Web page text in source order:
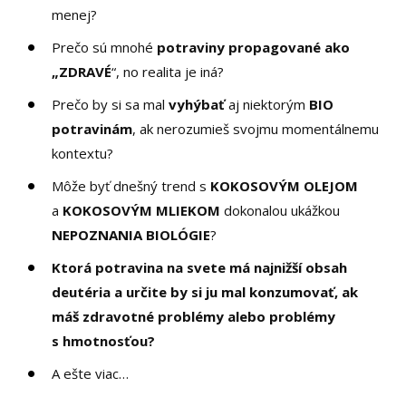
menej?
Prečo sú mnohé potraviny propagované ako
„ZDRAVÉ“, no realita je iná?
Prečo by si sa malvyhýbaťaj niektorým BIO
potravinám, ak nerozumieš svojmu momentálnemu
kontextu?
Môže byť dnešný trend s KOKOSOVÝM OLEJOM
a KOKOSOVÝM MLIEKOM dokonalou ukážkou
NEPOZNANIA BIOLÓGIE?
Ktorá potravina na svete má najnižší obsah
deutéria a určite by si ju mal konzumovať, ak
máš zdravotné problémy alebo problémy
s hmotnosťou?
A ešte viac…